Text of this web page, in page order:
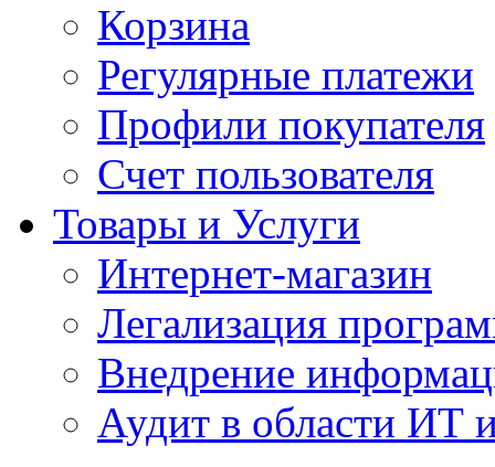
Корзина
Регулярные платежи
Профили покупателя
Счет пользователя
Товары и Услуги
Интернет-магазин
Легализация
Внедрение
Аудит в области ИТ